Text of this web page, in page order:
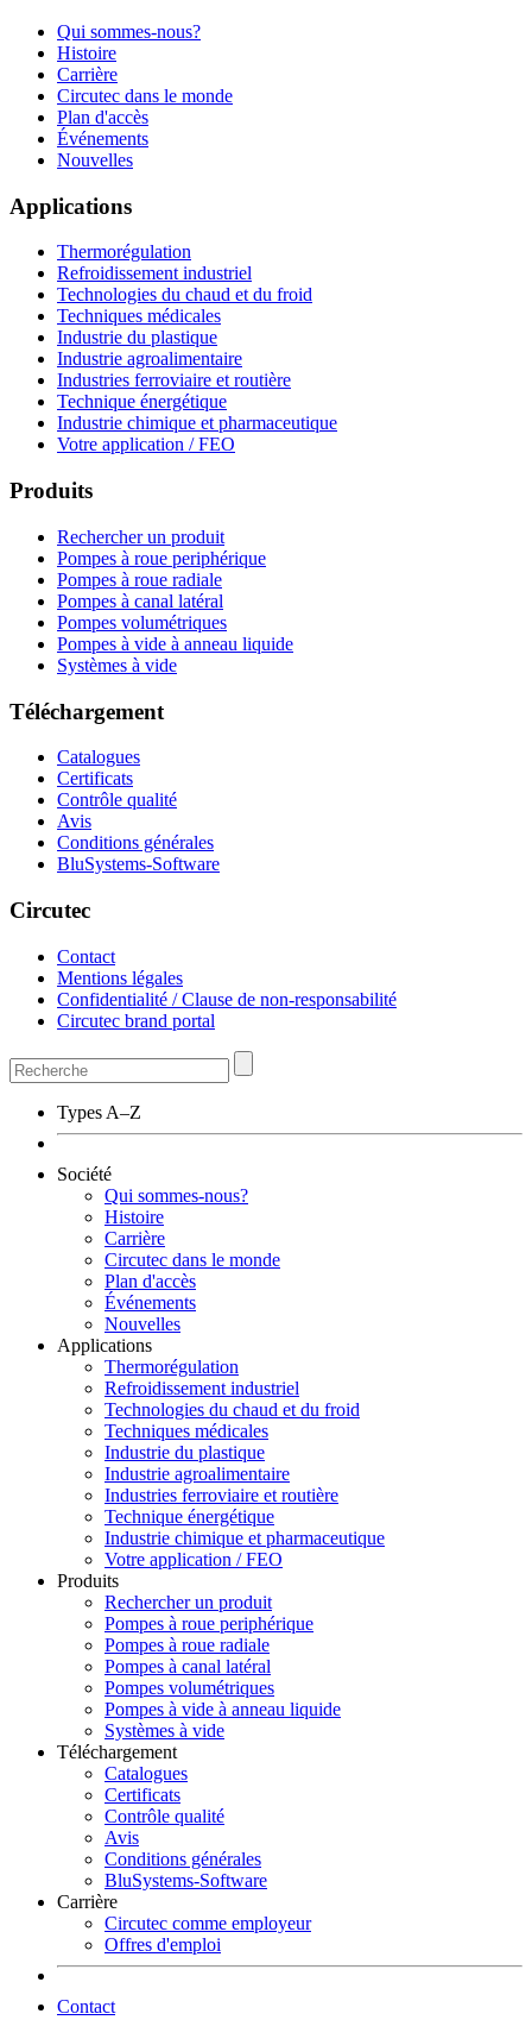
Qui sommes-nous?
Histoire
Carrière
Circutec dans le monde
Plan d'accès
Événements
Nouvelles
Applications
Thermorégulation
Refroidissement industriel
Technologies du chaud et du froid
Techniques médicales
Industrie du plastique
Industrie agroalimentaire
Industries ferroviaire et routière
Technique énergétique
Industrie chimique et pharmaceutique
Votre application / FEO
Produits
Rechercher un produit
Pompes à roue periphérique
Pompes à roue radiale
Pompes à canal latéral
Pompes volumétriques
Pompes à vide à anneau liquide
Systèmes à vide
Téléchargement
Catalogues
Certificats
Contrôle qualité
Avis
Conditions générales
BluSystems-Software
Circutec
Contact
Mentions légales
Confidentialité / Clause de non-responsabilité
Circutec brand portal
Types A–Z
Société
Qui sommes-nous?
Histoire
Carrière
Circutec dans le monde
Plan d'accès
Événements
Nouvelles
Applications
Thermorégulation
Refroidissement industriel
Technologies du chaud et du froid
Techniques médicales
Industrie du plastique
Industrie agroalimentaire
Industries ferroviaire et routière
Technique énergétique
Industrie chimique et pharmaceutique
Votre application / FEO
Produits
Rechercher un produit
Pompes à roue periphérique
Pompes à roue radiale
Pompes à canal latéral
Pompes volumétriques
Pompes à vide à anneau liquide
Systèmes à vide
Téléchargement
Catalogues
Certificats
Contrôle qualité
Avis
Conditions générales
BluSystems-Software
Carrière
Circutec comme employeur
Offres d'emploi
Contact